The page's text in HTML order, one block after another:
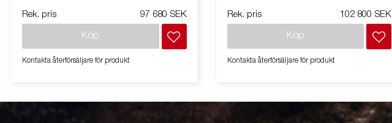
alla situationer - och klarar tuffa uppdrag.
med två axlar och en förstärkt flakskiva i stål
för extra hållbarhet. Den el-hydrauliska
tippfunktionen gör lossning smidig, medan
För säker och stabil lastförankring har släpet
sex invändiga bindöglor med gummihölje,
Rek. pris 97 680 SEK
Köp
Kontakta återförsäljare för produkt
alla situationer - och klarar tuffa uppdrag.
med två axlar och en förstärkt flakskiva i stål
för extra hållbarhet. Den el-hydrauliska
tippfunktionen gör lossning smidig, medan
För säker och stabil lastförankring har släpet
sex invändiga bindöglor med gummihölje,
Rek. pris 102 800 SEK
Köp
Kontakta återförsäljare för produkt